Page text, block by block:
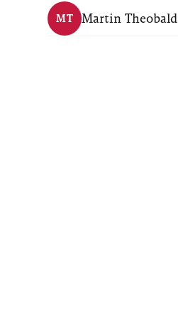
MT Martin Theobald